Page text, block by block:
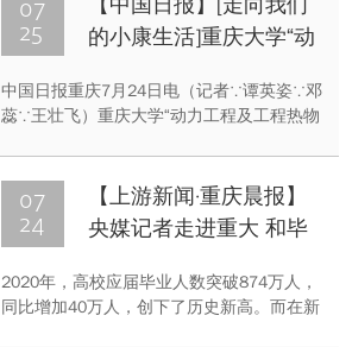
人就该有逐梦的理想和报国的信念，我希望
通过所学的专业知识报效祖国。”谈起自己的
大学，像张颖怡这样的有理想、有本领、有
担当的应届毕业生选择扎根基层就业的还有
07
25
的小康生活]重庆大学“动
团队”创新人才培养模式
中国日报重庆7月24日电（记者∵谭英姿∵邓
蕊∵王壮飞）重庆大学“动力工程及工程热物
团队带头人廖强教授1987年进入研究所学习
和工作以来，带领团队成员秉承教育教学与
科学研究协调发展，践行教书育人与创新强
献、服务社会”的团队精神，瞄准国家可持续
发展的重大战略需求，聚焦于微生物能...
07
24
【上游新闻·重庆晨报】
央媒记者走进重大 和毕
2020年，高校应届毕业人数突破874万人，
同比增加40万人，创下了历史新高。而在新